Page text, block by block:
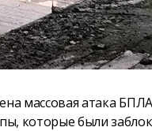
массовая атака
которые были